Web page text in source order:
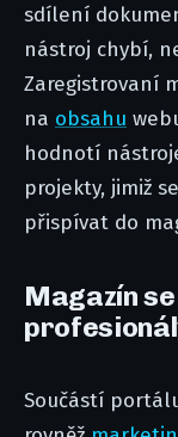
sdílení
nástroj chybí,
Zaregistrovaní
na obsahu
hodnotí
projekty, jimiž
přispívat do
Magazín
Součástí